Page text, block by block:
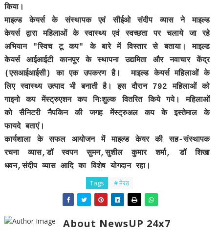
किया।
माइल्ड केयर्स के संस्थापक एवं सीईओ संदीप व्यास ने माइल्ड
केयर्स द्वारा महिलाओं के स्वास्थ्य एवं स्वच्छता पर चलाये जा रहे
अभियान "स्विच टू कप" के बारे में विस्तार से बताया। माइल्ड
केयर्स आईआईटी कानपुर के स्थापना उद्यमिता और नवाचार केंद्र
(एसआईआईसी) का एक उपकरण है। माइल्ड केयर्स महिलाओं के
लिए स्वास्थ्य उत्पाद भी बनाती है। इस दौरान 792 महिलाओं को
गाइनो कप मेंस्ट्रुएशन कप निःशुल्क वितरित किये गये। महिलाओं
को सैनिटरी नैपकिन की जगह मेंस्ट्रुअल कप के इस्तेमाल के
फायदे बताएं।
कार्यशाला के सफल आयोजन में माइल्ड केयर की सह-संस्थापक
रचना व्यास,डॉ स्वपन सुमन,सुशील कुमार शर्मा, डॉ शिखा
धवन,संदीप व्यास आदि का विशेष योगदान रहा।
Tags
# मेरठ
About NewsUP 24x7